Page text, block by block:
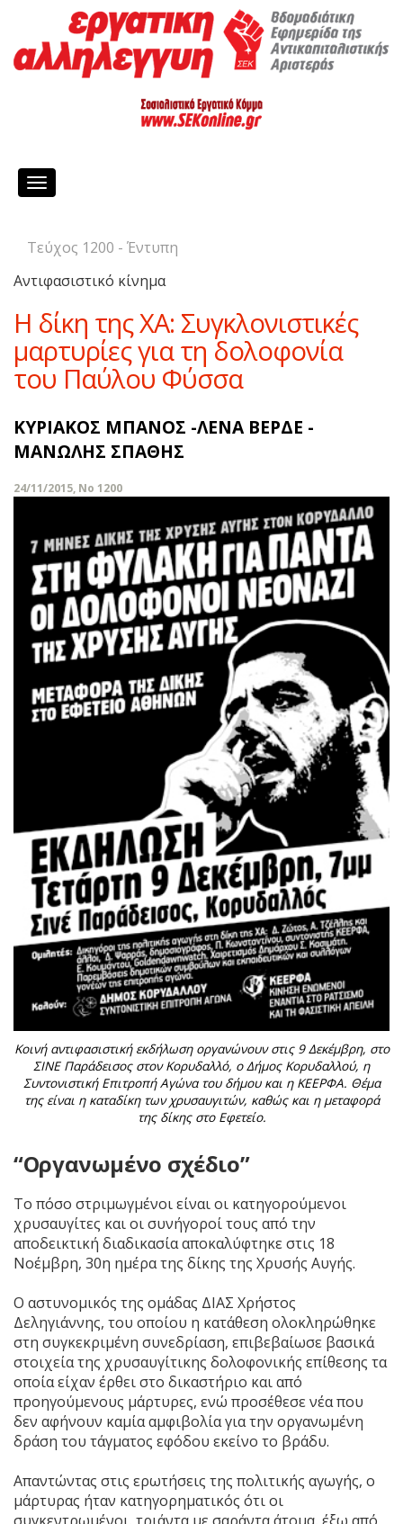
Toggle
Τεύχος 1200 - Έντυπη
Αντιφασιστικό κίνημα
Η δίκη της ΧΑ: Συγκλονιστικές
μαρτυρίες για τη δολοφονία
του Παύλου Φύσσα
ΚΥΡΙΑΚΟΣ ΜΠΑΝΟΣ -ΛΕΝΑ ΒΕΡΔΕ -
MANΩΛΗΣ ΣΠΑΘΗΣ
24/11/2015, No 1200
Κοινή αντιφασιστική εκδήλωση οργανώνουν στις 9 Δεκέμβρη, στο
ΣΙΝΕ Παράδεισος στον Κορυδαλλό, ο Δήμος Κορυδαλλού, η
Συντονιστική Επιτροπή Αγώνα του δήμου και η ΚΕΕΡΦΑ. Θέμα
της είναι η καταδίκη των χρυσαυγιτών, καθώς και η μεταφορά
της δίκης στο Εφετείο.
“Οργανωμένο σχέδιο”
Το πόσο στριμωγμένοι είναι οι κατηγορούμενοι
χρυσαυγίτες και οι συνήγοροί τους από την
αποδεικτική διαδικασία αποκαλύφτηκε στις 18
Νοέμβρη, 30η ημέρα της δίκης της Χρυσής Αυγής.
Ο αστυνομικός της ομάδας ΔΙΑΣ Χρήστος
Δεληγιάννης, του οποίου η κατάθεση ολοκληρώθηκε
στη συγκεκριμένη συνεδρίαση, επιβεβαίωσε βασικά
στοιχεία της χρυσαυγίτικης δολοφονικής επίθεσης τα
οποία είχαν έρθει στο δικαστήριο και από
προηγούμενους μάρτυρες, ενώ προσέθεσε νέα που
δεν αφήνουν καμία αμφιβολία για την οργανωμένη
δράση του τάγματος εφόδου εκείνο το βράδυ.
Απαντώντας στις ερωτήσεις της πολιτικής αγωγής, ο
μάρτυρας ήταν κατηγορηματικός ότι οι